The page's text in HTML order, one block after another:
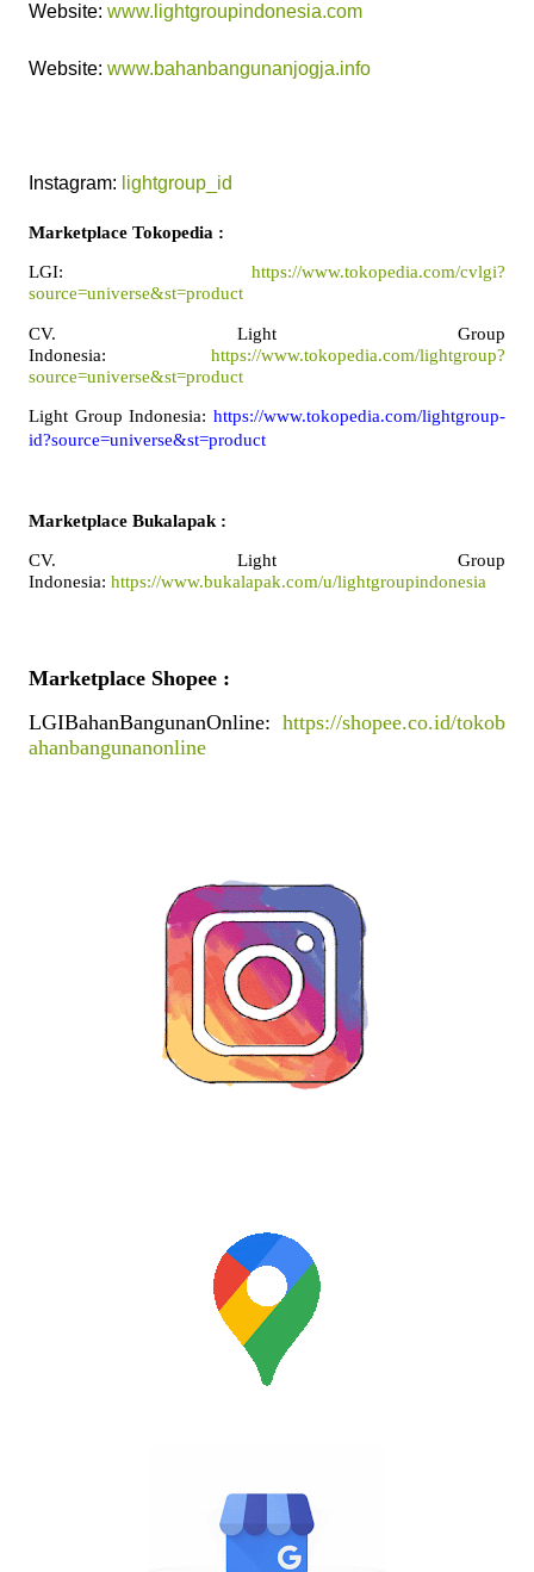
Website: www.lightgroupindonesia.com
Website: www.bahanbangunanjogja.info
Instagram: lightgroup_id
Marketplace Tokopedia :
LGI: https://www.tokopedia.com/cvlgi?
source=universe&st=product
CV. Light Group
Indonesia: https://www.tokopedia.com/lightgroup?
source=universe&st=product
Light Group Indonesia: https://www.tokopedia.com/lightgroup-
id?source=universe&st=product
Marketplace Bukalapak :
CV. Light Group
Indonesia: https://www.bukalapak.com/u/lightgroupindonesia
Marketplace Shopee :
LGIBahanBangunanOnline: https://shopee.co.id/tokob
ahanbangunanonline